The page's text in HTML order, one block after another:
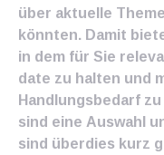
über aktuelle
könnten. Damit
in dem für Sie
date zu halten und
Handlungsbedarf
sind eine Auswahl
sind überdies kurz